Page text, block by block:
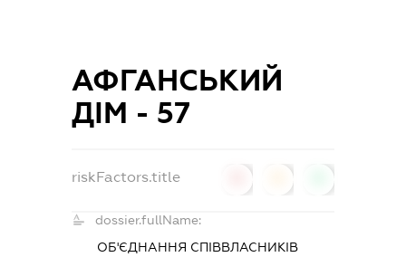
АФГАНСЬКИЙ
ДІМ - 57
riskFactors.title
dossier.fullName:
ОБ'ЄДНАННЯ СПІВВЛАСНИКІВ